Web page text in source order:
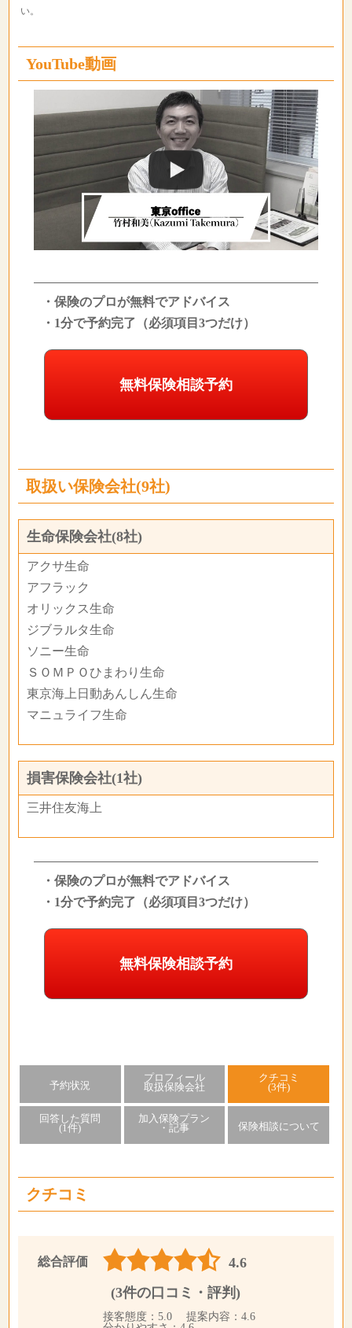
い。
YouTube動画
・保険のプロが無料でアドバイス
・1分で予約完了（必須項目3つだけ）
無料保険相談予約
取扱い保険会社(9社)
生命保険会社(8社)
アクサ生命
アフラック
オリックス生命
ジブラルタ生命
ソニー生命
ＳＯＭＰＯひまわり生命
東京海上日動あんしん生命
マニュライフ生命
損害保険会社(1社)
三井住友海上
・保険のプロが無料でアドバイス
・1分で予約完了（必須項目3つだけ）
無料保険相談予約
予約状況
プロフィール
取扱保険会社
クチコミ
(3件)
回答した質問
(1件)
加入保険プラン
・記事
保険相談について
クチコミ
総合評価
4.6
(3件の口コミ・評判)
接客態度：5.0 提案内容：4.6